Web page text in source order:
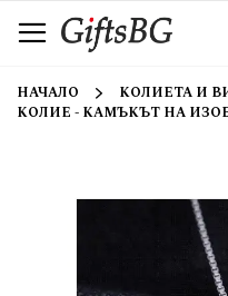
към
съдържанието
НАЧАЛО
КОЛИЕТА И
КОЛИЕ - КАМЪКЪТ НА